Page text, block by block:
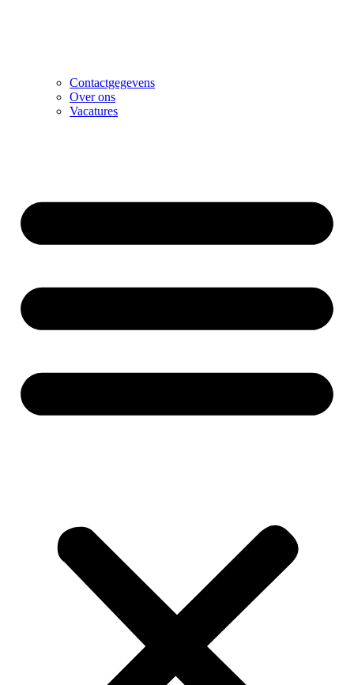
Contactgegevens
Over ons
Vacatures